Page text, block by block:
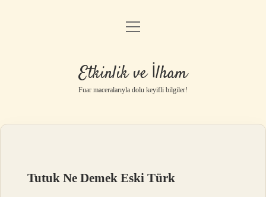
Anasayfa
Gizlilik Politikası
Yasal Uyarı
menüyü
Etkinlik ve İlham
Fuar maceralarıyla dolu keyifli bilgiler!
Tutuk Ne Demek Eski Türk